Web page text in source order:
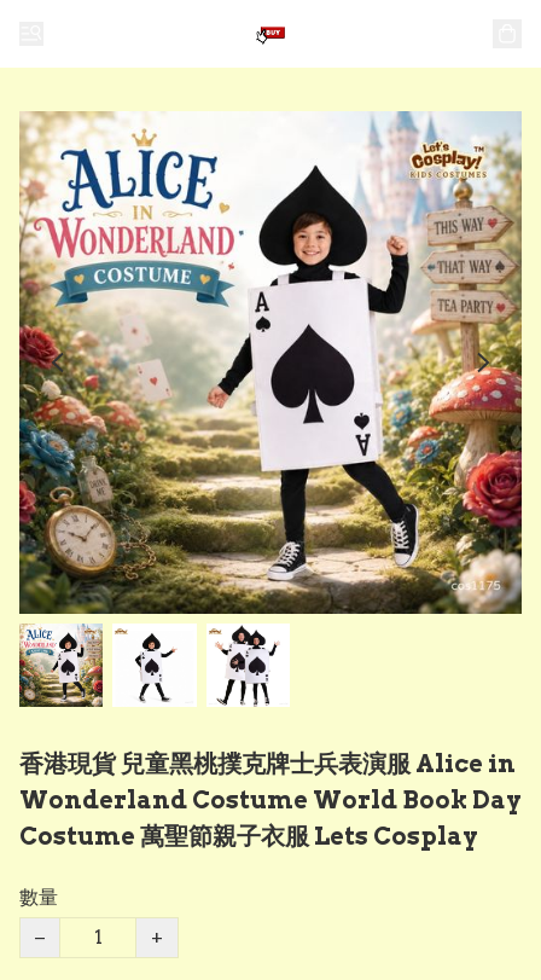
香港現貨 兒童黑桃撲克牌士兵表演服 Alice in
Wonderland Costume World Book Day
Costume 萬聖節親子衣服 Lets Cosplay
數量
−
+